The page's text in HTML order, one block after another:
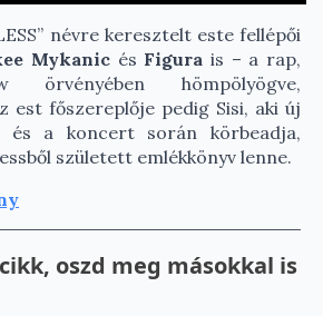
névre keresztelt este fellépői
Mykanicés Figura is – a rap,
hömpölyögve,
est főszereplője pedig Sisi, aki új
és a koncert során körbeadja,
született emlékkönyv lenne.
oszd meg másokkal is